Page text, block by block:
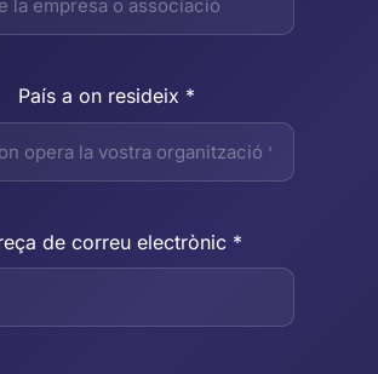
País a on resideix *
de correu electrònic *